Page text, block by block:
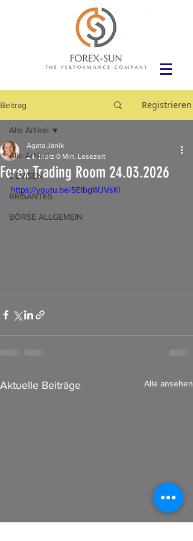
Beitrag Registrieren
Alle Artikel
DEVISEN
BRISANTES
BÖRSE ALLGEMEIN
Alle Artikel
Forex Trading Room 24.03.2026
Agata Janik
24. März 0 Min. Lesezeit
https://youtu.be/5EIbgWJVsKI
Aktuelle Beiträge Alle ansehen